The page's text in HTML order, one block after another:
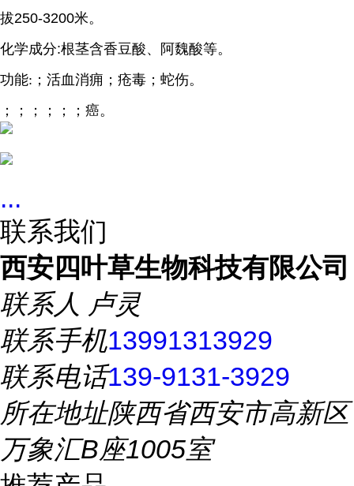
拔250-3200米。
化学成分:根茎含香豆酸、 阿魏酸等。
功能:；活血消痈；疮毒；蛇伤。
；；；；；；癌。
...
联系我们
西安四叶草生物科技有限公司
联系人 卢灵
联系手机13991313929
联系电话139-9131-3929
所在地址陕西省西安市高新区
万象汇B座1005室